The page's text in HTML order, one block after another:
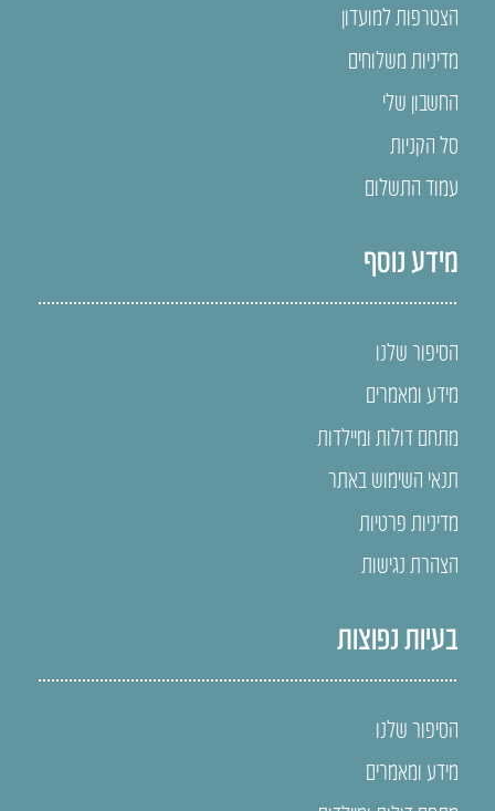
הצטרפות למועדון
מדיניות משלוחים
החשבון שלי
סל הקניות
עמוד התשלום
מידע נוסף
הסיפור שלנו
מידע ומאמרים
מתחם דולות ומיילדות
תנאי השימוש באתר
מדיניות פרטיות
הצהרת נגישות
בעיות נפוצות
הסיפור שלנו
מידע ומאמרים